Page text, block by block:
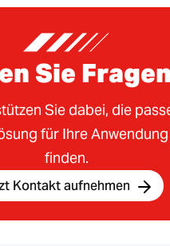
Sie
Sie dabei, die
für Ihre Anwendung
finden.
Kontakt aufnehmen